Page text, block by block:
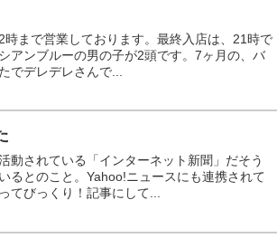
まで営業しております。最終入店は、21時で
アンブルーの男の子が2頭です。7ヶ月の、バ
でデレデレさんで...
動されている「インターネット新聞」だそう
るとのこと。Yahoo!ニュースにも連携されて
てびっくり！記事にして...